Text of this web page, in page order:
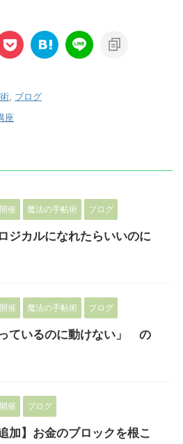
ブログ
座
催 魔法の手帖術 ブログ
ジカルになれたらいいのに
催 魔法の手帖術 ブログ
っているのに動けない」 の
催 ブログ
加】お金のブロックを根こ